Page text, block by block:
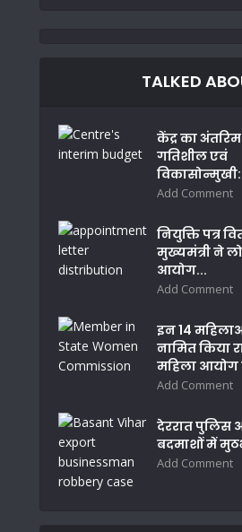
TALKED
केंद्र का
गतिशील एवं
Add Comment
नियुक्ति पत्र
मुख्यमंत्री ने
आयोग...
Add Comment
इन 14
नामित किया
महिला आयोग
Add Comment
देररात पुलिस
बदमाशों में
Add Comment